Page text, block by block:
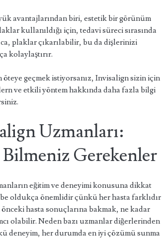
avantajlarından biri, estetik bir görünüm
kullanıldığı için, tedavi süreci sırasında
plaklar çıkarılabilir, bu da dişlerinizi
kolaylaştırır.
öteye geçmek istiyorsanız, Invisalign sizin için
ve etkili yöntem hakkında daha fazla bilgi
Uzmanları:
Gerekenler
eğitim ve deneyimi konusuna dikkat
oldukça önemlidir çünkü her hasta farklıdır
hasta sonuçlarına bakmak, ne kadar
olabilir. Neden bazı uzmanlar diğerlerinden
deneyim, her durumda en iyi çözümü sunma